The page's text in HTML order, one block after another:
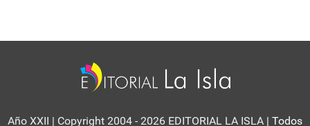
Año XXII | Copyright 2004 - 2026 EDITORIAL LA ISLA | Todos